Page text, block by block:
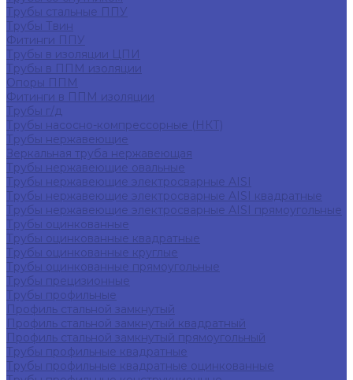
Трубы стальные ППУ
Трубы Твин
Фитинги ППУ
Трубы в изоляции ЦПИ
Трубы в ППМ изоляции
Опоры ППМ
Фитинги в ППМ изоляции
Трубы г/д
Трубы насосно-компрессорные (НКТ)
Трубы нержавеющие
Зеркальная труба нержавеющая
Трубы нержавеющие овальные
Трубы нержавеющие электросварные AISI
Трубы нержавеющие электросварные AISI квадратные
Трубы нержавеющие электросварные AISI прямоугольные
Трубы оцинкованные
Трубы оцинкованные квадратные
Трубы оцинкованные круглые
Трубы оцинкованные прямоугольные
Трубы прецизионные
Трубы профильные
Профиль стальной замкнутый
Профиль стальной замкнутый квадратный
Профиль стальной замкнутый прямоугольный
Трубы профильные квадратные
Трубы профильные квадратные оцинкованные